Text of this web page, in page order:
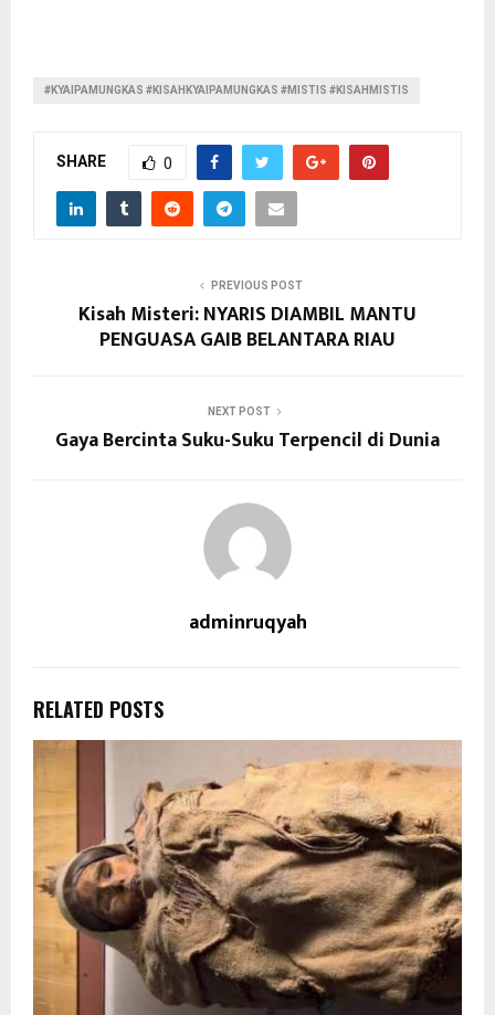
#KYAIPAMUNGKAS #KISAHKYAIPAMUNGKAS #MISTIS #KISAHMISTIS
SHARE 0
PREVIOUS POST
Kisah Misteri: NYARIS DIAMBIL MANTU
PENGUASA GAIB BELANTARA RIAU
NEXT POST
Gaya Bercinta Suku-Suku Terpencil di Dunia
adminruqyah
RELATED POSTS